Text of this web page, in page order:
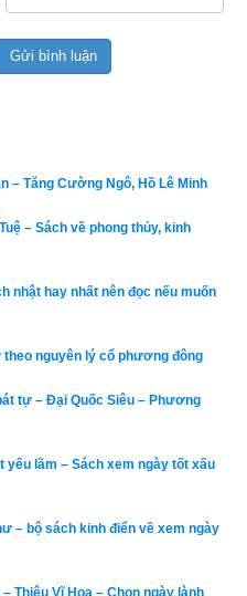
phải lấy tuổi người chết là
tốt xấu
đường (việc nhỏ)
hành tương khắc
sát, bát san tuyệt mạng, bảng
– Tăng Cường Ngô, Hồ Lê Minh
– Sách về phong thủy, kinh
nhật hay nhất nên đọc nếu muốn
theo nguyên lý cổ phương đông
tự – Đại Quốc Siêu – Phương
yếu lãm – Sách xem ngày tốt xấu
– bộ sách kinh điển về xem ngày